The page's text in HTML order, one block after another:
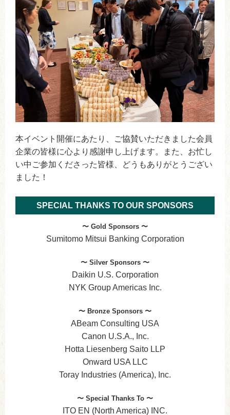
本イベント開催にあたり、ご協賛いただきました会員
企業の皆様に心より感謝申し上げます。また、お忙し
い中ご参加くださった皆様、どうもありがとうござい
ました！
SPECIAL THANKS TO OUR SPONSORS
〜 Gold Sponsors 〜
Sumitomo Mitsui Banking Corporation
〜 Silver Sponsors 〜
Daikin U.S. Corporation
NYK Group Americas Inc.
〜 Bronze Sponsors 〜
ABeam Consulting USA
Canon U.S.A., Inc.
Hotta Liesenberg Saito LLP
Onward USA LLC
Toray Industries (America), Inc.
〜 Special Thanks To 〜
ITO EN (North America) INC.